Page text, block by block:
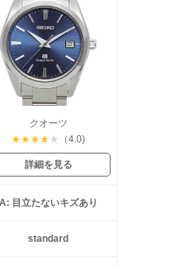
クオーツ
★★★★ ★ （4.0)
詳細を見る
A: 目立たないキズあり
standard